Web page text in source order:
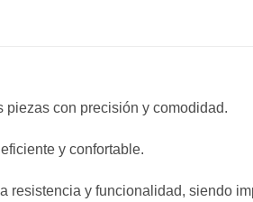
con precisión y comodidad.
y confortable.
resistencia y funcionalidad, siendo